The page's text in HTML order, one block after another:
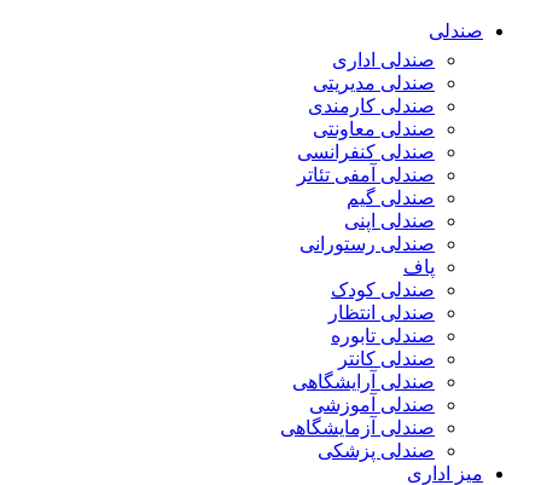
صندلی
صندلی اداری
صندلی مدیریتی
صندلی کارمندی
صندلی معاونتی
صندلی کنفرانسی
صندلی آمفی تئاتر
صندلی گیم
صندلی اپنی
صندلی رستورانی
پاف
صندلی کودک
صندلی انتظار
صندلی تابوره
صندلی کانتر
صندلی آرایشگاهی
صندلی آموزشی
صندلی آزمایشگاهی
صندلی پزشکی
میز اداری